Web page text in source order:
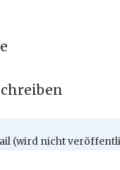
(wird nicht